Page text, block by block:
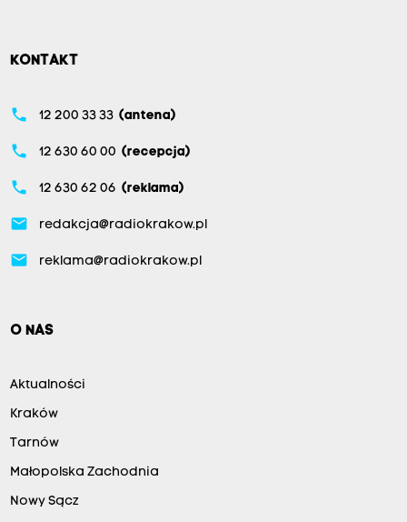
KONTAKT
phone 12 200 33 33 (antena)
phone 12 630 60 00 (recepcja)
phone 12 630 62 06 (reklama)
email redakcja@radiokrakow.pl
email reklama@radiokrakow.pl
O NAS
Aktualności
Kraków
Tarnów
Małopolska Zachodnia
Nowy Sącz